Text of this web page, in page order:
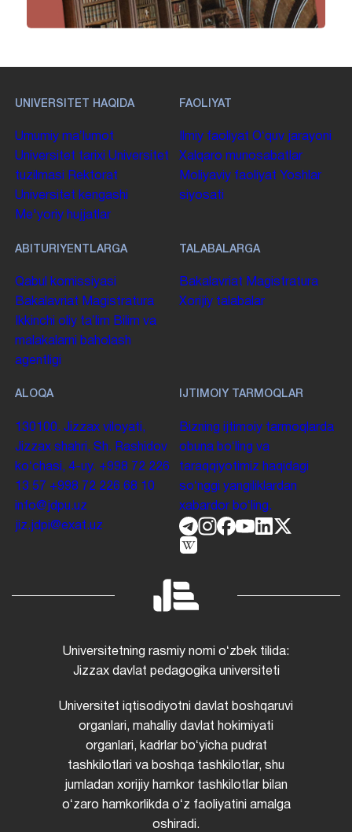
UNIVERSITET HAQIDA
Umumiy maʼlumot
Universitet tarixi Universitet
tuzilmasi
Rektorat
Universitet kengashi
Me'yoriy hujjatlar
FAOLIYAT
Ilmiy faoliyat Oʻquv jarayoni
Xalqaro munosabatlar
Moliyaviy faoliyat Yoshlar
siyosati
ABITURIYENTLARGA
Qabul komissiyasi
Bakalavriat Magistratura
Ikkinchi oliy taʼlim Bilim va
malakalarni baholash
agentligi
TALABALARGA
Bakalavriat Magistratura
Xorijiy talabalar
ALOQA
130100. Jizzax viloyati,
Jizzax shahri, Sh. Rashidov
koʻchasi, 4-uy. +998 72 226
13 57 +998 72 226 68 10
info@jdpu.uz
jiz.jdpi@exat.uz
IJTIMOIY TARMOQLAR
Bizning ijtimoiy tarmoqlarda
obuna boʻling va
taraqqiyotimiz haqidagi
soʻnggi yangiliklardan
xabardor boʻling.
Universitetning rasmiy nomi oʻzbek tilida:
Jizzax davlat pedagogika universiteti
Universitet iqtisodiyotni davlat boshqaruvi
organlari, mahalliy davlat hokimiyati
organlari, kadrlar boʻyicha pudrat
tashkilotlari va boshqa tashkilotlar, shu
jumladan xorijiy hamkor tashkilotlar bilan
oʻzaro hamkorlikda oʻz faoliyatini amalga
oshiradi.